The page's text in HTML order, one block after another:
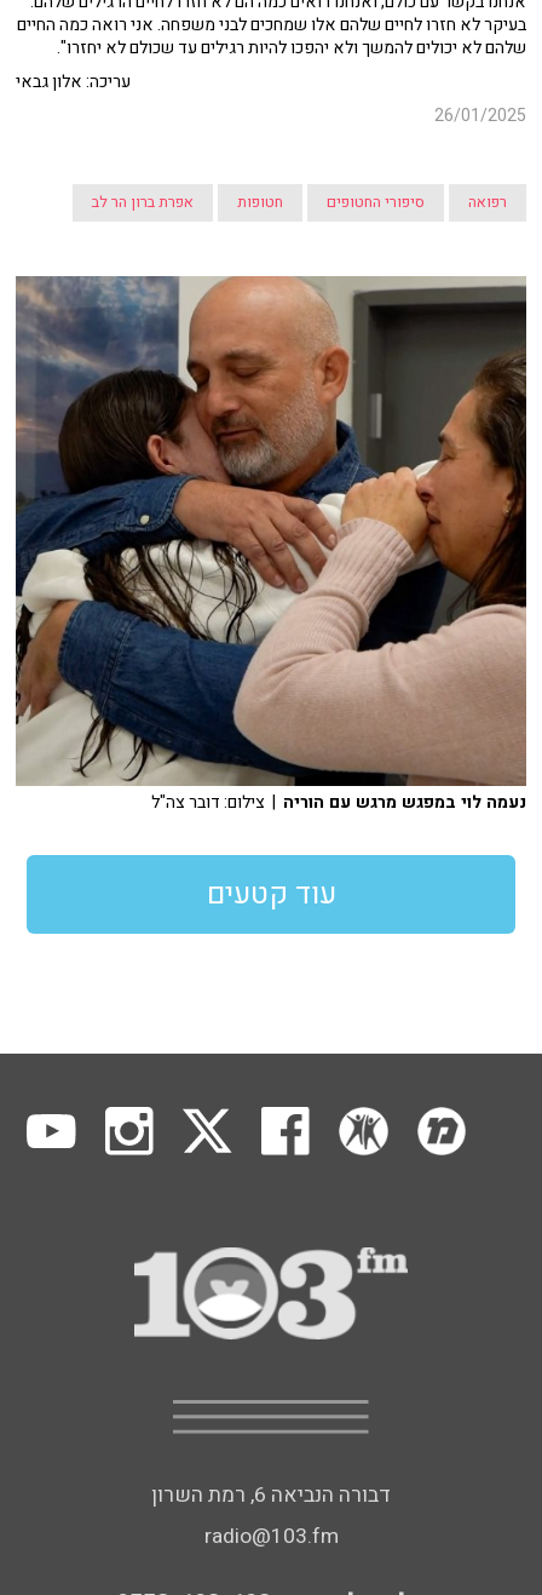
בעיקר לא חזרו לחיים שלהם אלו שמחכים לבני משפחה. אני רואה כמה החיים
שלהם לא יכולים להמשך ולא יהפכו להיות רגילים עד שכולם לא יחזרו".
עריכה: אלון גבאי
26/01/2025
רפואה סיפורי החטופים חטופות אפרת ברון הר לב
נעמה לוי במפגש מרגש עם הוריה | צילום: דובר צה"ל
עוד קטעים
דבורה הנביאה 6, רמת השרון
radio@103.fm